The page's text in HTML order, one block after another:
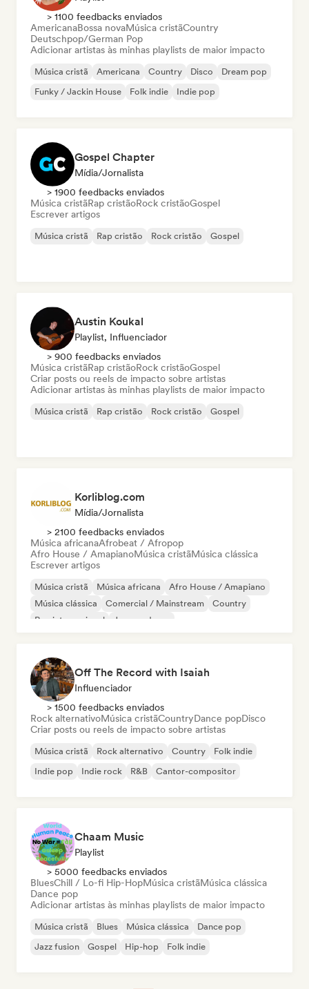
> 1100 feedbacks enviados
AmericanaBossa novaMúsica cristãCountry
Deutschpop/German Pop
Adicionar artistas às minhas playlists de maior impacto
Música cristã Americana Country Disco
Dream pop
Funky / Jackin House
Folk indie Indie pop
Gospel Chapter
Mídia/Jornalista
> 1900 feedbacks enviados
Música cristãRap cristãoRock cristãoGospel
Escrever artigos
Música cristã Rap cristão Rock cristão Gospel
Austin Koukal
Playlist, Influenciador
> 900 feedbacks enviados
Música cristãRap cristãoRock cristãoGospel
Criar posts ou reels de impacto sobre artistas
Adicionar artistas às minhas playlists de maior impacto
Música cristã Rap cristão Rock cristão Gospel
Korliblog.com
Mídia/Jornalista
> 2100 feedbacks enviados
Música africanaAfrobeat / Afropop
Afro House / AmapianoMúsica cristãMúsica clássica
Escrever artigos
Música cristã Música africana
Afro House / Amapiano
Música clássica
Comercial / Mainstream
Country
Rap internacional
Jazz moderno
Off The Record with Isaiah
Influenciador
> 1500 feedbacks enviados
Rock alternativoMúsica cristãCountryDance popDisco
Criar posts ou reels de impacto sobre artistas
Música cristã Rock alternativo Country
Folk indie
Indie pop
Indie rock R&B Cantor-compositor
Chaam Music
Playlist
> 5000 feedbacks enviados
BluesChill / Lo-fi Hip-HopMúsica cristãMúsica clássica
Dance pop
Adicionar artistas às minhas playlists de maior impacto
Música cristã Blues Música clássica
Dance pop
Jazz fusion
Gospel Hip-hop Folk indie